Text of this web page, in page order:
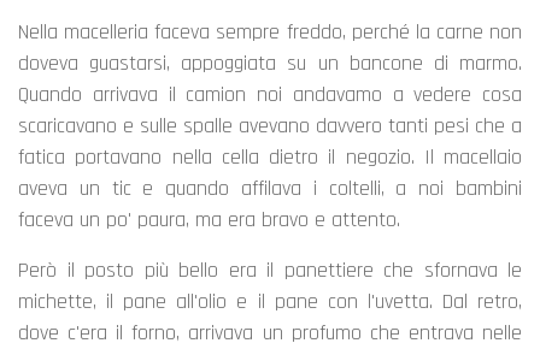
Nella macelleria faceva sempre freddo, perché la carne non
doveva guastarsi, appoggiata su un bancone di marmo.
Quando arrivava il camion noi andavamo a vedere cosa
scaricavano e sulle spalle avevano davvero tanti pesi che a
fatica portavano nella cella dietro il negozio. Il macellaio
aveva un tic e quando affilava i coltelli, a noi bambini
faceva un po' paura, ma era bravo e attento.
Però il posto più bello era il panettiere che sfornava le
michette, il pane all'olio e il pane con l'uvetta. Dal retro,
dove c'era il forno, arrivava un profumo che entrava nelle